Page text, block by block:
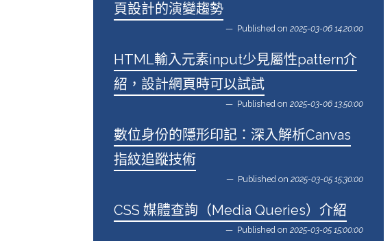
頁設計的演變趨勢
Published on 2025-03-06 14:20:00
HTML輸入元素input少見屬性pattern介
紹，設計網頁時可以試試
Published on 2025-03-06 13:50:00
數位身份的隱形印記：深入解析Canvas
指紋追蹤技術
Published on 2025-03-05 15:30:00
CSS 媒體查詢（Media Queries）介紹
Published on 2025-03-05 15:00:00